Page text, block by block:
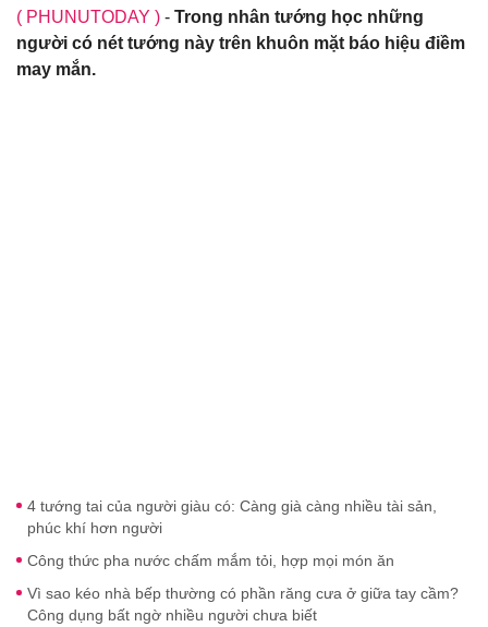
( PHUNUTODAY ) - Trong nhân tướng học những
người có nét tướng này trên khuôn mặt báo hiệu điềm
may mắn.
4 tướng tai của người giàu có: Càng già càng nhiều tài sản,
phúc khí hơn người
Công thức pha nước chấm mắm tỏi, hợp mọi món ăn
Vì sao kéo nhà bếp thường có phần răng cưa ở giữa tay cầm?
Công dụng bất ngờ nhiều người chưa biết